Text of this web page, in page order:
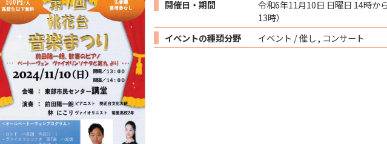
開催日・期間
令和6年11月10日 日曜日 14時か
13時）
イベントの種類分野
イベント / 催し , コンサート